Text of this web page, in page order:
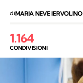
diMARIA NEVE IERVOLINO
1.164
CONDIVISIONI